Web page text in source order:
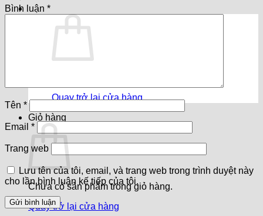
Quay trở lại cửa hàng
Giỏ hàng
Chưa có sản phẩm trong giỏ hàng.
Quay trở lại cửa hàng
Bình luận *
Tên *
Email *
Trang web
Lưu tên của tôi, email, và trang web trong trình duyệt này
cho lần bình luận kế tiếp của tôi.